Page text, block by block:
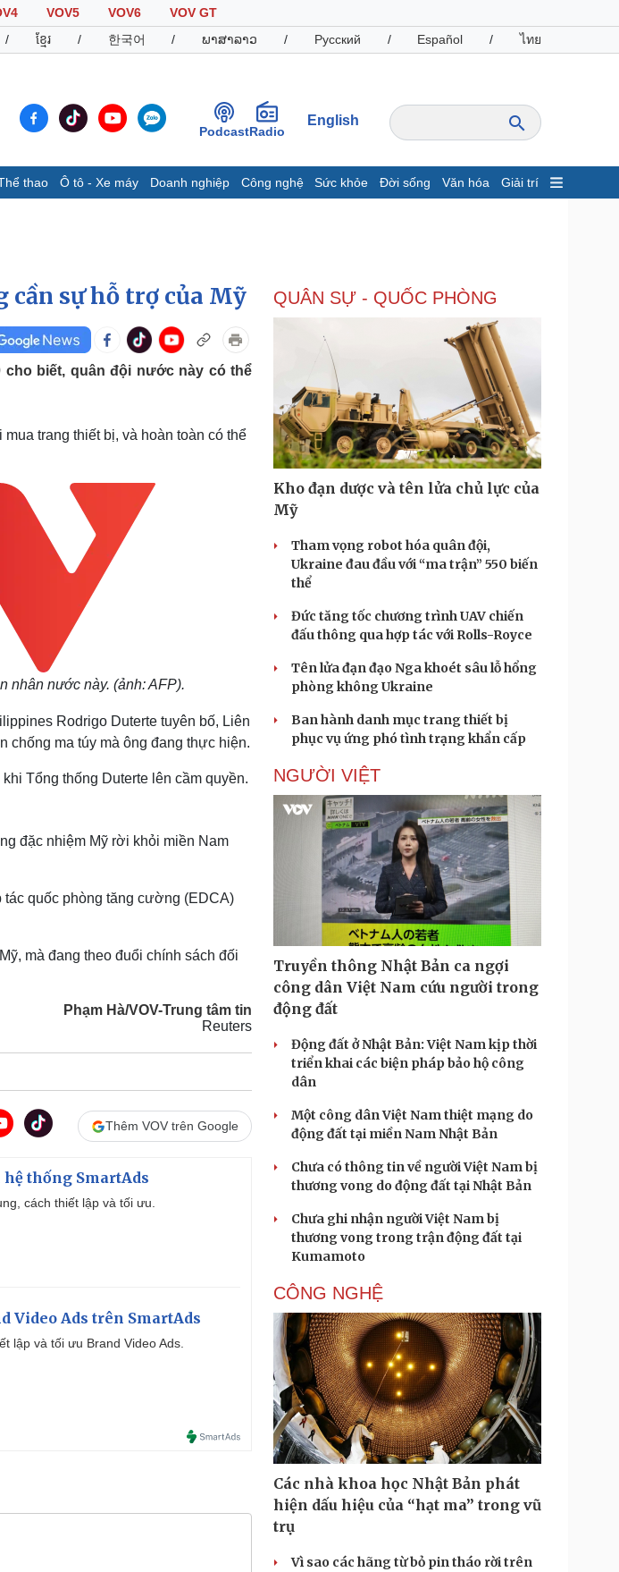
VOV5 VOV6
VOV GT
/ ខ្មែរ / 한국어 / ພາສາລາວ / Русский / Español / ไทย
PodcastRadio
English
thao Ô tô - Xe máy Doanh nghiệp Công nghệ Sức khỏe Đời sống Văn hóa Giải trí
E-Magazine
Infographic
Chứng khoán
Ô tô - Xe máy
Tư vấn
Doanh nghiệp
Thông tin doanh nghiệp
Doanh nghiệp 24h
Doanh nhân
Vì cộng đồng
Sành điệu
Tin Công nghệ
Trải nghiệm
Chuyển đổi số
Nghệ sĩ
Thời trang
Sao Việt
Podcast
Đọc truyện đêm khuya
Cửa sổ tình yêu
sự hỗ trợ của Mỹ
cho biết, quân đội nước này có thể
trang thiết bị, và hoàn toàn có thể
nhân nước này. (ảnh: AFP).
Rodrigo Duterte tuyên bố, Liên
chống ma túy mà ông đang thực hiện.
Tổng thống Duterte lên cầm quyền.
đặc nhiệm Mỹ rời khỏi miền Nam
quốc phòng tăng cường (EDCA)
mà đang theo đuổi chính sách đối
Phạm Hà/VOV-Trung tâm tin
Reuters
Thêm VOV trên Google
thống SmartAds
cách thiết lập và tối ưu.
Video Ads trên SmartAds
lập và tối ưu Brand Video Ads.
QUÂN SỰ - QUỐC PHÒNG
Kho đạn dược và tên lửa chủ lực của
Mỹ
Tham vọng robot hóa quân đội,
Ukraine đau đầu với “ma trận” 550 biến
thể
Đức tăng tốc chương trình UAV chiến
đấu thông qua hợp tác với Rolls-Royce
Tên lửa đạn đạo Nga khoét sâu lỗ hổng
phòng không Ukraine
Ban hành danh mục trang thiết bị
phục vụ ứng phó tình trạng khẩn cấp
NGƯỜI VIỆT
Truyền thông Nhật Bản ca ngợi
công dân Việt Nam cứu người trong
động đất
Động đất ở Nhật Bản: Việt Nam kịp thời
triển khai các biện pháp bảo hộ công
dân
Một công dân Việt Nam thiệt mạng do
động đất tại miền Nam Nhật Bản
Chưa có thông tin về người Việt Nam bị
thương vong do động đất tại Nhật Bản
Chưa ghi nhận người Việt Nam bị
thương vong trong trận động đất tại
Kumamoto
CÔNG NGHỆ
Các nhà khoa học Nhật Bản phát
hiện dấu hiệu của “hạt ma” trong vũ
trụ
Vì sao các hãng từ bỏ pin tháo rời trên